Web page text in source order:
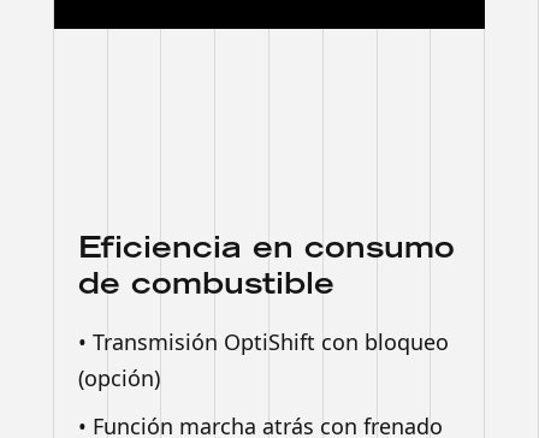
Eficiencia en consumo
de combustible
• Transmisión OptiShift con bloqueo
(opción)
• Función marcha atrás con frenado